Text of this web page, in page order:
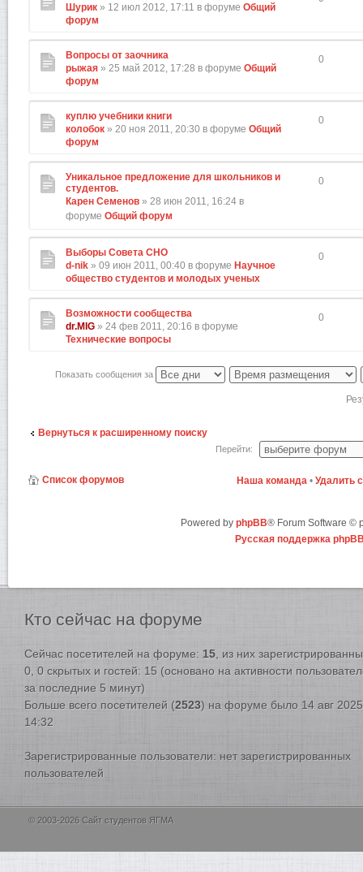
Шурик » 12 июл 2012, 17:11 в форуме Общий
форум
Вопросы от заочника
рыжая » 25 май 2012, 17:28 в форуме Общий
форум
0
куплю учебники книги
колобок » 20 ноя 2011, 20:30 в форуме Общий
форум
0
Уникальное предложение для школьников и
студентов.
Карен Семенов » 28 июн 2011, 16:24 в
форуме Общий форум
0
Выборы Совета СНО
d-nik » 09 июн 2011, 00:40 в форуме Научное
общество студентов и молодых ученых
0
Возможности сообщества
dr.MIG » 24 фев 2011, 20:16 в форуме
Технические вопросы
0
Показать сообщения за
Вернуться к расширенному поиску
Перейти:
Список форумов Наша команда • Удалить
Powered by phpBB® Forum Software ©
Русская поддержка
Кто сейчас на форуме
Сейчас посетителей на форуме: 15 , из них
0, 0 скрытых и гостей: 15 (основано на активности
за последние 5 минут)
Больше всего посетителей (2523) на форуме было 14 авг
14:32
Зарегистрированные пользователи: нет зарегистрированных
пользователей
© 2003-2026 Сайт студентов ЯГМА